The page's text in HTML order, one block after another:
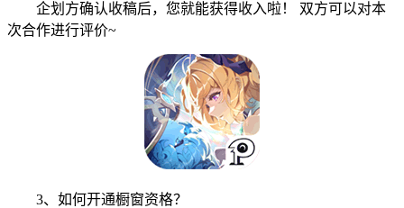
企划方确认收稿后，您就能获得收入啦！ 双方可以对本
次合作进行评价~
3、如何开通橱窗资格？